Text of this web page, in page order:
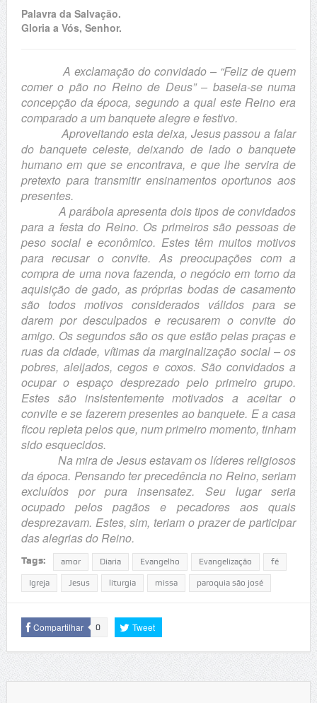
Palavra da Salvação.
Gloria a Vós, Senhor.
A exclamação do convidado – “Feliz de quem
comer o pão no Reino de Deus” – baseia-se numa
concepção da época, segundo a qual este Reino era
comparado a um banquete alegre e festivo.
Aproveitando esta deixa, Jesus passou a falar
do banquete celeste, deixando de lado o banquete
humano em que se encontrava, e que lhe servira de
pretexto para transmitir ensinamentos oportunos aos
presentes.
A parábola apresenta dois tipos de convidados
para a festa do Reino. Os primeiros são pessoas de
peso social e econômico. Estes têm muitos motivos
para recusar o convite. As preocupações com a
compra de uma nova fazenda, o negócio em torno da
aquisição de gado, as próprias bodas de casamento
são todos motivos considerados válidos para se
darem por desculpados e recusarem o convite do
amigo. Os segundos são os que estão pelas praças e
ruas da cidade, vítimas da marginalização social – os
pobres, aleijados, cegos e coxos. São convidados a
ocupar o espaço desprezado pelo primeiro grupo.
Estes são insistentemente motivados a aceitar o
convite e se fazerem presentes ao banquete. E a casa
ficou repleta pelos que, num primeiro momento, tinham
sido esquecidos.
Na mira de Jesus estavam os líderes religiosos
da época. Pensando ter precedência no Reino, seriam
excluídos por pura insensatez. Seu lugar seria
ocupado pelos pagãos e pecadores aos quais
desprezavam. Estes, sim, teriam o prazer de participar
das alegrias do Reino.
Tags: amor Diaria Evangelho Evangelização fé
Igreja Jesus liturgia missa paroquia são josé
Compartilhar 0 Tweet